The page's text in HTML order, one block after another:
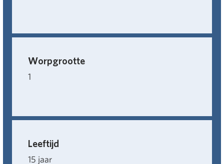
Worpgrootte
1
Leeftijd
15 jaar